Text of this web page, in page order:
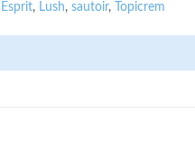
Esprit, Lush, sautoir, Topicrem